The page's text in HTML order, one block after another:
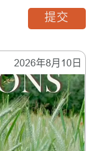
2026年8月10日
提交